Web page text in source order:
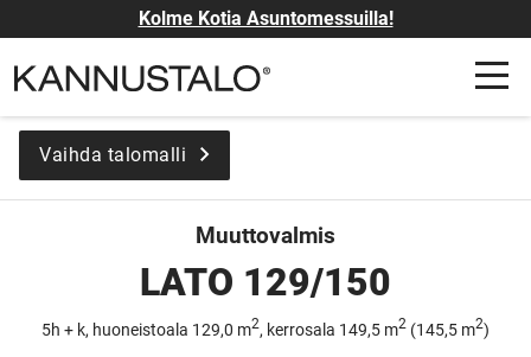
Kolme Kotia Asuntomessuilla!
Vaihda talomalli
Muuttovalmis
LATO 129/150
5h + k, huoneistoala 129,0 m2, kerrosala 149,5 m2 (145,5 m2)